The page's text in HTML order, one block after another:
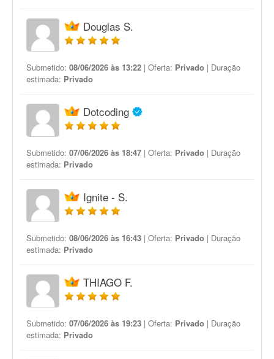
Douglas S.
Submetido: 08/06/2026 às 13:22 | Oferta: Privado | Duração
estimada: Privado
Dotcoding
Submetido: 07/06/2026 às 18:47 | Oferta: Privado | Duração
estimada: Privado
Ignite - S.
Submetido: 08/06/2026 às 16:43 | Oferta: Privado | Duração
estimada: Privado
THIAGO F.
Submetido: 07/06/2026 às 19:23 | Oferta: Privado | Duração
estimada: Privado